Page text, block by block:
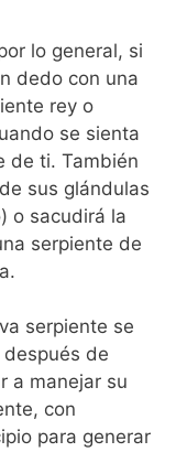
lo general, si
dedo con una
rey o
se sienta
de ti. También
sus glándulas
o sacudirá la
serpiente de
serpiente se
de
a manejar su
con
para generar